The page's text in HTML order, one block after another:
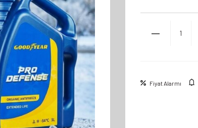
Fiyat Alarmı